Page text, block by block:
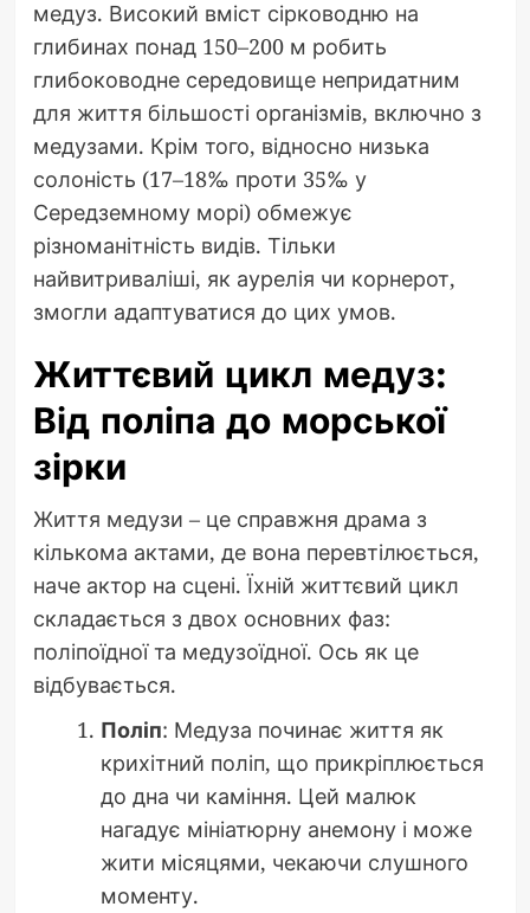
медуз. Високий вміст сірководню на
глибинах понад 150–200 м робить
глибоководне середовище непридатним
для життя більшості організмів, включно з
медузами. Крім того, відносно низька
солоність (17–18‰ проти 35‰ у
Середземному морі) обмежує
різноманітність видів. Тільки
найвитриваліші, як аурелія чи корнерот,
змогли адаптуватися до цих умов.
Життєвий цикл медуз:
Від поліпа до морської
зірки
Життя медузи – це справжня драма з
кількома актами, де вона перевтілюється,
наче актор на сцені. Їхній життєвий цикл
складається з двох основних фаз:
поліпоїдної та медузоїдної. Ось як це
відбувається.
Поліп: Медуза починає життя як
крихітний поліп, що прикріплюється
до дна чи каміння. Цей малюк
нагадує мініатюрну анемону і може
жити місяцями, чекаючи слушного
моменту.